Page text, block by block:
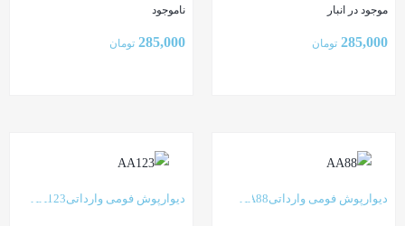
موجود در انبار
285,000 تومان
ناموجود
285,000 تومان
دیوارپوش فومی وارداتیAA88 دیوارپوش فومی وارداتیAA123